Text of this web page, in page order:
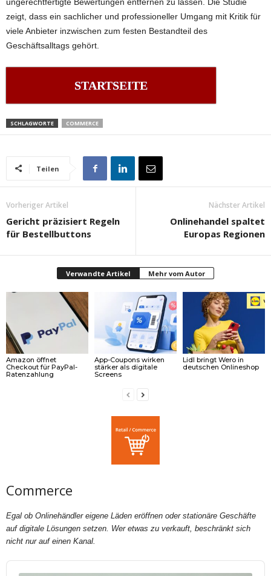
zeigt, dass ein sachlicher und professioneller Umgang mit Kritik für
viele Anbieter inzwischen zum festen Bestandteil des
Geschäftsalltags gehört.
STARTSEITE
SCHLAGWORTE COMMERCE
Teilen
Vorheriger Artikel
Gericht präzisiert Regeln
für Bestellbuttons
Nächster Artikel
Onlinehandel spaltet
Europas Regionen
Verwandte Artikel Mehr vom Autor
Amazon öffnet
Checkout für PayPal-
Ratenzahlung
App-Coupons wirken
stärker als digitale
Screens
Lidl bringt Wero in
deutschen Onlineshop
Commerce
Egal ob Onlinehändler eigene Läden eröffnen oder stationäre Geschäfte
auf digitale Lösungen setzen. Wer etwas zu verkauft, beschränkt sich
nicht nur auf einen Kanal.
Audio